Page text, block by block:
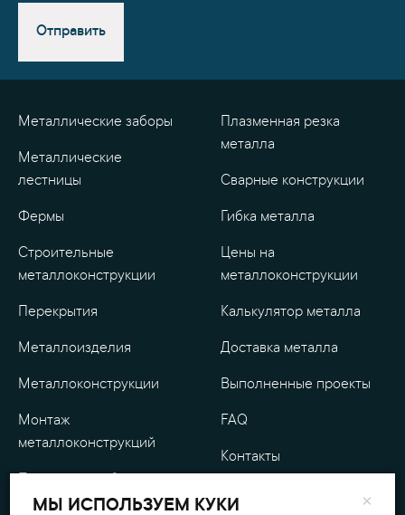
Отправить
Металлические заборы
Металлические
лестницы
Фермы
Строительные
металлоконструкции
Перекрытия
Металлоизделия
Металлоконструкции
Монтаж
металлоконструкций
Плазменная резка
металла
Сварные конструкции
Гибка металла
Цены на
металлоконструкции
Калькулятор металла
Доставка металла
Выполненные проекты
FAQ
Контакты
×
МЫ ИСПОЛЬЗУЕМ КУКИ